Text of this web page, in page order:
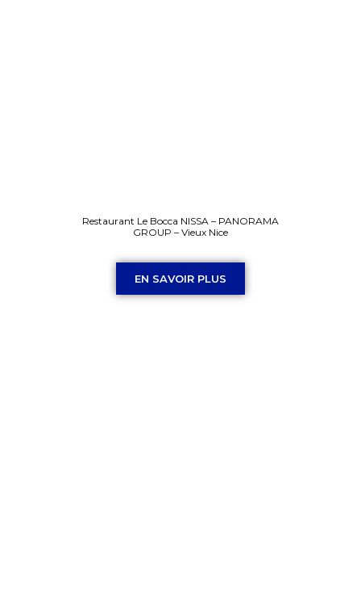
Restaurant Le Bocca NISSA – PANORAMA
GROUP – Vieux Nice
EN SAVOIR PLUS